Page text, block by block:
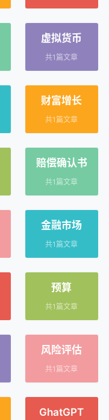
虚拟货币
共1篇文章
财富增长
共1篇文章
赔偿确认书
共1篇文章
金融市场
共1篇文章
预算
共1篇文章
风险评估
共1篇文章
GhatGPT